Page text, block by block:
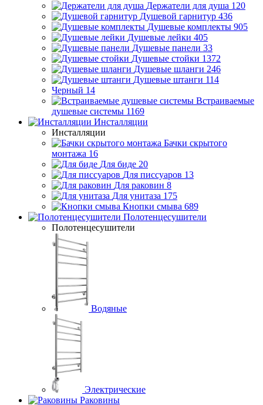
Держатели для душа 120
Душевой гарнитур 436
Душевые комплекты 905
Душевые лейки 405
Душевые панели 33
Душевые стойки 1372
Душевые шланги 246
Душевые штанги 114
Черный 14
Встраиваемые
душевые системы 1169
Инсталляции
Инсталляции
Бачки скрытого
монтажа 16
Для биде 20
Для писсуаров 13
Для раковин 8
Для унитаза 175
Кнопки смыва 689
Полотенцесушители
Полотенцесушители
Водяные
Электрические
Раковины